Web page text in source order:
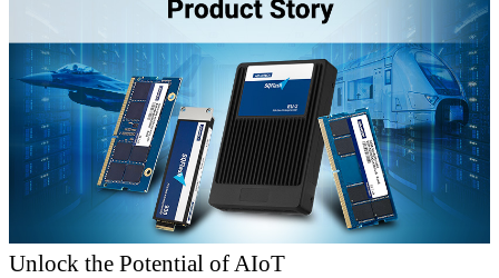
Unlock the Potential of AIoT